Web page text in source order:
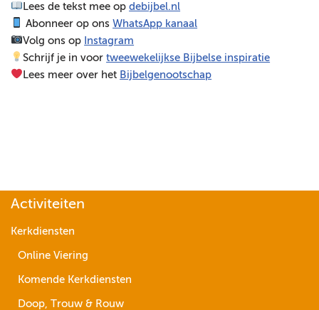
r
Lees de tekst mee opdebijbel.nl
Abonneer op onsWhatsApp kanaal
Volg ons op Instagram
Schrijf je in voortweewekelijkse Bijbelse inspiratie
Lees meer over het Bijbelgenootschap
Activiteiten
Kerkdiensten
Online Viering
Komende Kerkdiensten
Doop, Trouw & Rouw